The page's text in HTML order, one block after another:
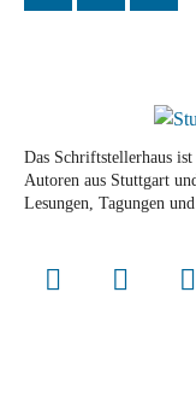
Das Schriftstellerhaus
Autoren aus Stuttgart
Lesungen, Tagungen